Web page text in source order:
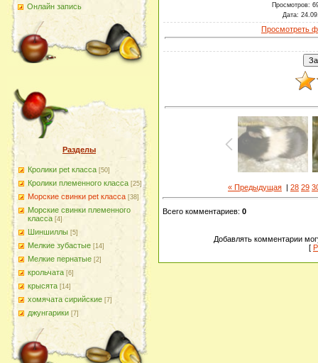
Онлайн запись
Разделы
Кролики pet класса [50]
Кролики племенного класса [25]
Морские свинки pet класса [38]
Морские свинки племенного
класса [4]
Шиншиллы [5]
Мелкие зубастые [14]
Мелкие пернатые [2]
крольчата [6]
крысята [14]
хомячата сирийские [7]
джунгарики [7]
Просмотров:
Дата:
Просмотреть
« Предыдущая | 28 29
Всего комментариев: 0
Добавлять комментарии
[